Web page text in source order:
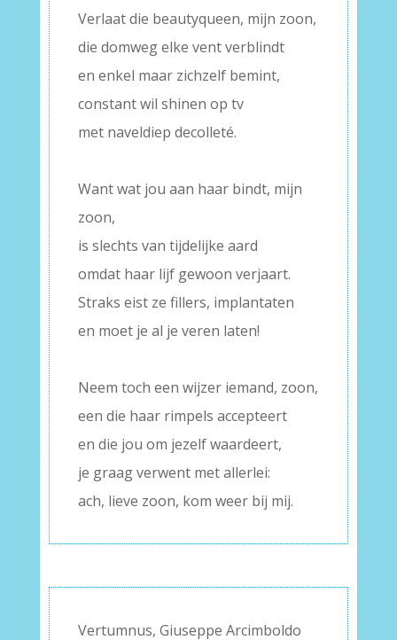
Verlaat die beautyqueen, mijn zoon,
die domweg elke vent verblindt
en enkel maar zichzelf bemint,
constant wil shinen op tv
met naveldiep decolleté.
Want wat jou aan haar bindt, mijn
zoon,
is slechts van tijdelijke aard
omdat haar lijf gewoon verjaart.
Straks eist ze fillers, implantaten
en moet je al je veren laten!
Neem toch een wijzer iemand, zoon,
een die haar rimpels accepteert
en die jou om jezelf waardeert,
je graag verwent met allerlei:
ach, lieve zoon, kom weer bij mij.
Vertumnus, Giuseppe Arcimboldo